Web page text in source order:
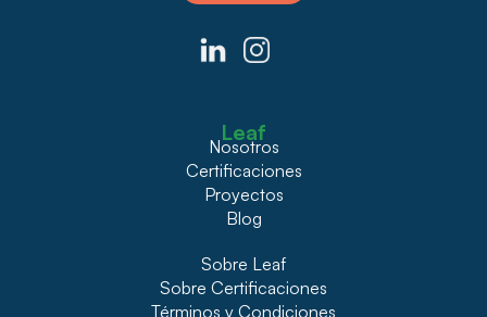
Leaf
Nosotros
Certificaciones
Proyectos
Blog
Sobre Leaf
Sobre Certificaciones
Términos y Condiciones